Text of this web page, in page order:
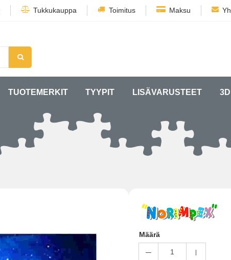
Tukkukauppa Toimitus Maksu
TUOTEMERKIT TYYPIT LISÄVARUSTEET 3D
Määrä
1